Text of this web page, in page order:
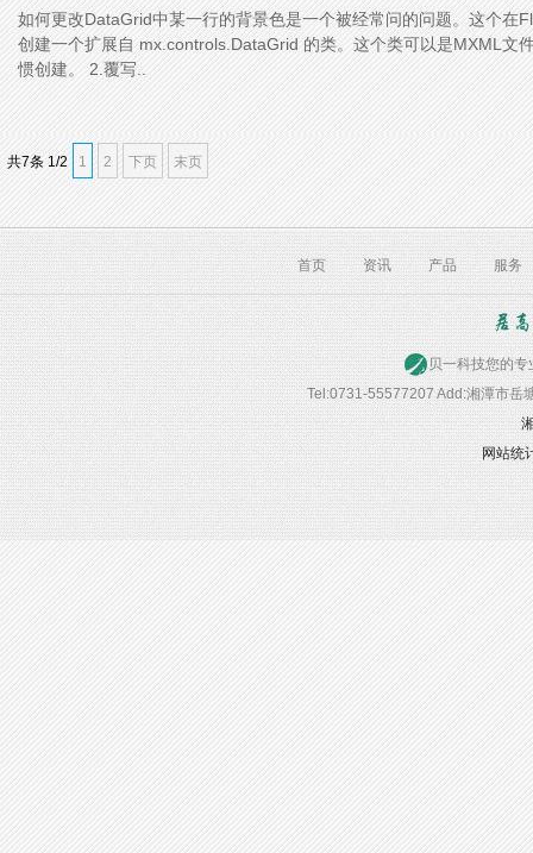
如何更改DataGrid中某一行的背景色是一个被经常问的问题。这个在
创建一个扩展自 mx.controls.DataGrid 的类。这个类可以是MXML文
惯创建。 2.覆写..
共7条 1/2 1 2 下页 末页
首页 资讯 产品 服务
贝一科技您的
Tel:0731-55577207 Add:湘潭市岳
网站统